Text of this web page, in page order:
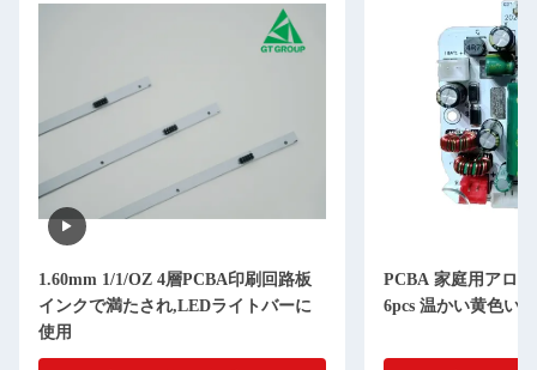
1.60mm 1/1/OZ 4層PCBA印刷回路板
インクで満たされ,LEDライトバーに
使用
PCBA 家庭用アロ
6pcs 温かい黄色い